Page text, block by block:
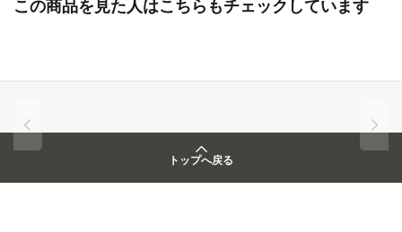
この商品を見た人はこちらもチェックしています
トップへ戻る